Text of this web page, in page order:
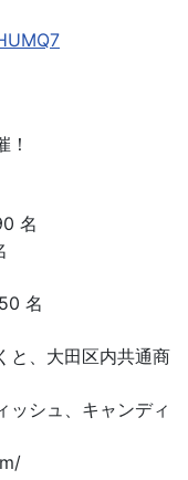
名
名
と、大田区内共通商
ッシュ、キャンディ